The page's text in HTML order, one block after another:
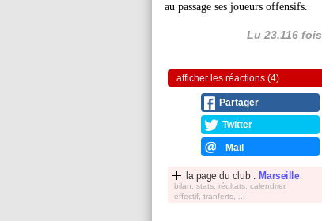
au passage ses joueurs offensifs.
Lu 23.116 fois
afficher les réactions (4)
Partager
Twitter
Mail
la page du club : Marseille
bilan, stats, réultats, calendrier,
effectif, tranferts, ...